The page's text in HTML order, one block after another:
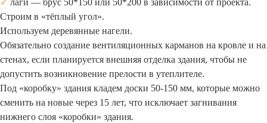
✓ лаги — брус 50*150 или 50*200 в зависимости от проекта.
Строим в «тёплый угол».
Используем деревянные нагели.
Обязательно создание вентиляционных карманов на кровле и на
стенах, если планируется внешняя отделка здания, чтобы не
допустить возникновение прелости в утеплителе.
Под «коробку» здания кладем доски 50-150 мм, которые можно
сменить на новые через 15 лет, что исключает загнивания
нижнего слоя «коробки» здания.